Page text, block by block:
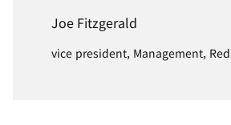
Joe Fitzgerald
vice president, Management,